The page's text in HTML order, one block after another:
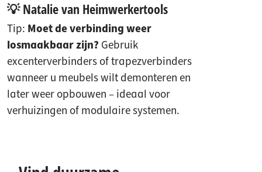
💡 Natalie van Heimwerkertools
Tip: Moet de verbinding weer
losmaakbaar zijn? Gebruik
excenterverbinders of trapezverbinders
wanneer u meubels wilt demonteren en
later weer opbouwen – ideaal voor
verhuizingen of modulaire systemen.